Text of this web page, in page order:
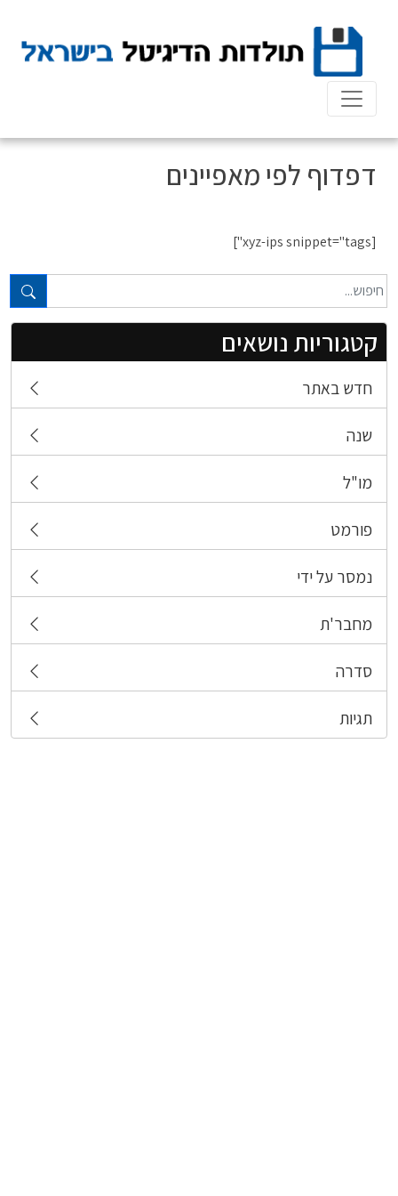
content
טקסט חופשי...
קטגוריות נושאים
חדש באתר
שנה
מו"ל
פורמט
נמסר על ידי
מחבר'ת
סדרה
תגיות
דפדוף לפי מאפיינים
[xyz-ips snippet="tags"]